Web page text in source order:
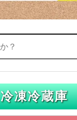
冷凍冷蔵庫